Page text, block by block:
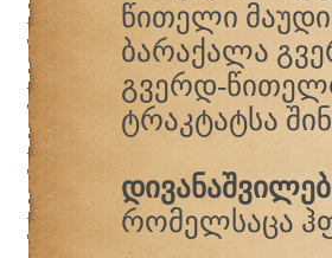
წითელი
ბარაქალა
გვერდ-
ტრაკტატსა
რომელსაცა